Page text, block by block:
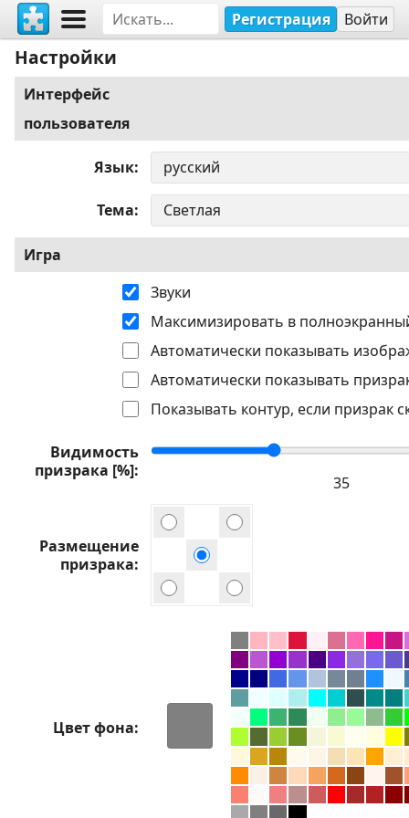
Регистрация Войти
Настройки
Интерфейс
пользователя
Язык
Тема
Игра
Звуки
Максимизировать в
Автоматически показывать
Автоматически показывать
Показывать контур, если призрак
Видимость
призрака [%]
Размещение
призрака
Цвет фона